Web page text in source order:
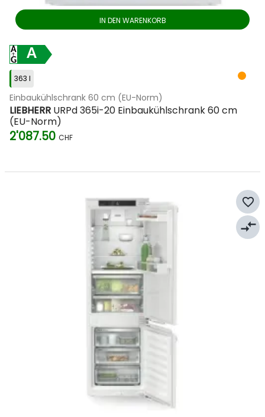
IN DEN WARENKORB
A
363 l
Einbaukühlschrank 60 cm (EU-Norm)
LIEBHERR URPd 365i-20 Einbaukühlschrank 60 cm
(EU-Norm)
2'087.50 CHF
favorite_border
compare_arrows